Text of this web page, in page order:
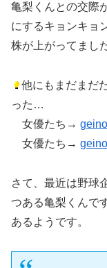
亀梨くんとの交際
にするキョンキョ
株が上がってまし
他にもまだまだ
った…
女優たち→
女優たち→
さて、最近は野球
つある亀梨くんで
あるようです。